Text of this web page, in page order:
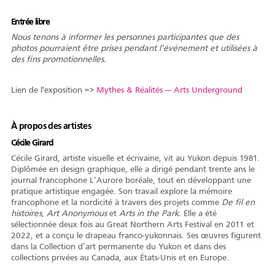
Nouvelles Communiqués
COMMUNAUTÉ
Portrait Histoire Organismes
Entrée libre
Nous tenons à informer les personnes participantes que des
photos pourraient être prises pendant l’événement et utilisées à
des fins promotionnelles.
Lien de l'exposition => Mythes & Réalités — Arts Underground
À propos des artistes
Cécile Girard
Cécile Girard, artiste visuelle et écrivaine, vit au Yukon depuis 1981.
Diplômée en design graphique, elle a dirigé pendant trente ans le
journal francophone L’Aurore boréale, tout en développant une
pratique artistique engagée. Son travail explore la mémoire
francophone et la nordicité à travers des projets comme De fil en
histoires, Art Anonymouset Arts in the Park. Elle a été
sélectionnée deux fois au Great Northern Arts Festival en 2011 et
2022, et a conçu le drapeau franco-yukonnais. Ses œuvres figurent
dans la Collection d’art permanente du Yukon et dans des
collections privées au Canada, aux États-Unis et en Europe.